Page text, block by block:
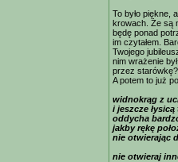
To było piękne,
krowach. Że są
będę ponad
im czytałem.
Twojego
nim wrażenie
przez starówkę?
A potem to już
widnokrąg z
i jeszcze
oddycha
jakby rękę
nie otwierając
nie otwieraj